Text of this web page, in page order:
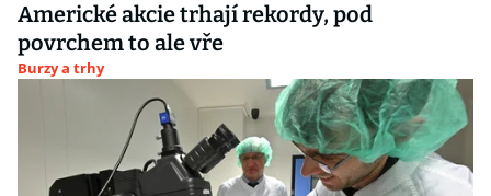
Americké akcie trhají rekordy, pod
povrchem to ale vře
Burzy a trhy